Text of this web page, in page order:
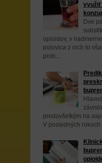
využiť
Dve
opioidov, v
polovica z nich to
prob...
predovšetkým na
V posledných